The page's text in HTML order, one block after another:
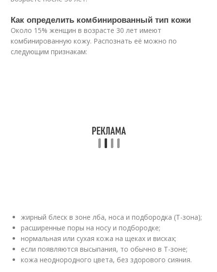
Как определить комбинированный тип кожи
Около 15% женщин в возрасте 30 лет имеют
комбинированную кожу. Распознать её можно по
следующим признакам:
жирный блеск в зоне лба, носа и подбородка (Т-зона);
расширенные поры на носу и подбородке;
нормальная или сухая кожа на щеках и висках;
если появляются высыпания, то обычно в Т-зоне;
кожа неоднородного цвета, без здорового сияния.